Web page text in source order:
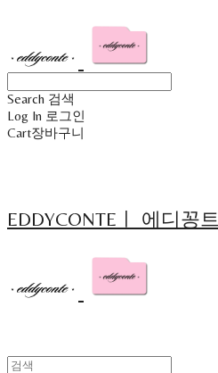
Search 검색
Log In 로그인
Cart장바구니
EDDYCONTEㅣ 에디꽁트